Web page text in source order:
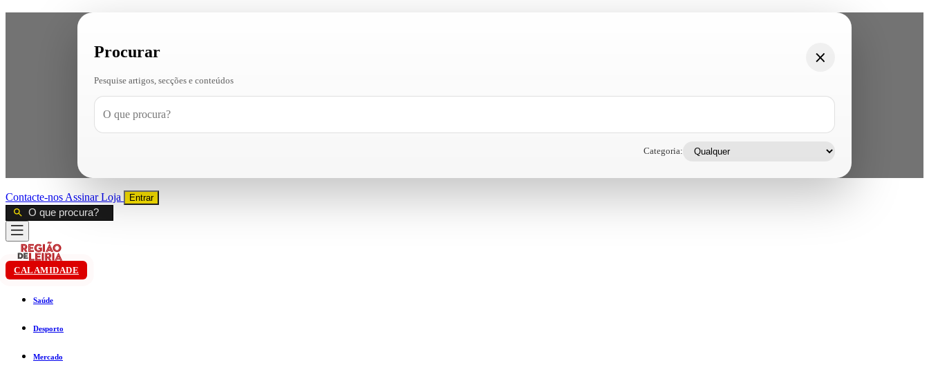
Procurar
Pesquise artigos, secções e conteúdos
Categoria:
Contacte-nos AssinarLoja Entrar
CALAMIDADE
Saúde
Desporto
Mercado